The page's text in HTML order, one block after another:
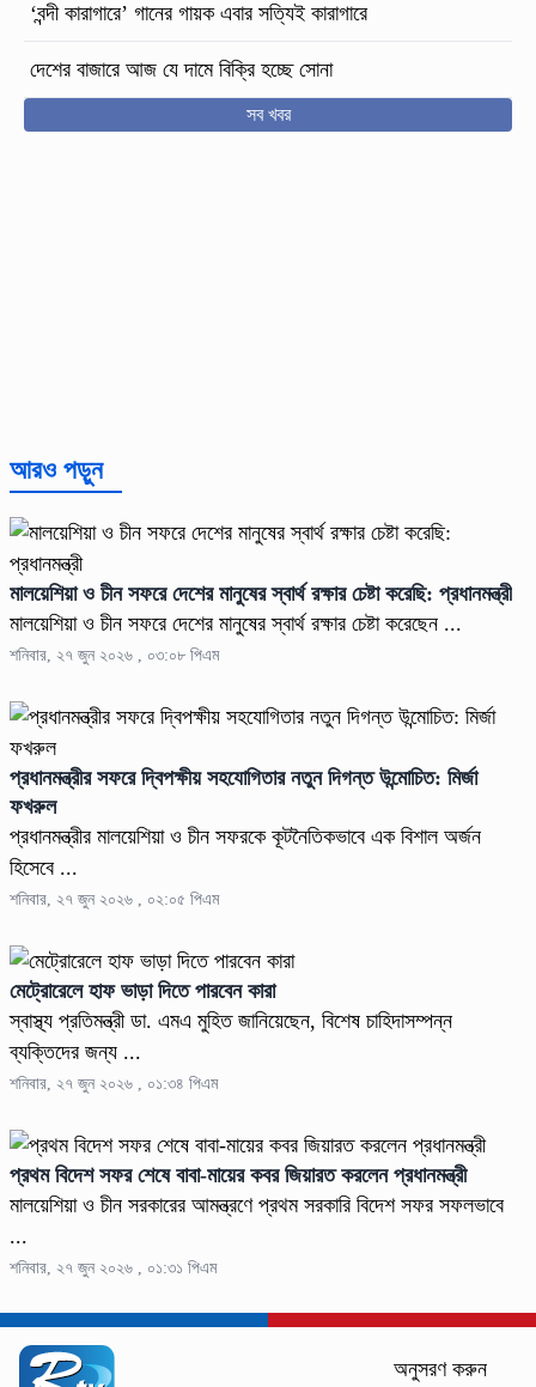
‘বন্দী কারাগারে’ গানের গায়ক এবার সত্যিই কারাগারে
দেশের বাজারে আজ যে দামে বিক্রি হচ্ছে সোনা
সব খবর
আরও পড়ুন
মালয়েশিয়া ও চীন সফরে দেশের মানুষের স্বার্থ রক্ষার চেষ্টা করেছি: প্রধানমন্ত্রী
মালয়েশিয়া ও চীন সফরে দেশের মানুষের স্বার্থ রক্ষার চেষ্টা করেছেন ...
শনিবার, ২৭ জুন ২০২৬ , ০৩:০৮ পিএম
প্রধানমন্ত্রীর সফরে দ্বিপক্ষীয় সহযোগিতার নতুন দিগন্ত উন্মোচিত: মির্জা
ফখরুল
প্রধানমন্ত্রীর মালয়েশিয়া ও চীন সফরকে কূটনৈতিকভাবে এক বিশাল অর্জন
হিসেবে ...
শনিবার, ২৭ জুন ২০২৬ , ০২:০৫ পিএম
মেট্রোরেলে হাফ ভাড়া দিতে পারবেন কারা
স্বাস্থ্য প্রতিমন্ত্রী ডা. এমএ মুহিত জানিয়েছেন, বিশেষ চাহিদাসম্পন্ন
ব্যক্তিদের জন্য ...
শনিবার, ২৭ জুন ২০২৬ , ০১:৩৪ পিএম
প্রথম বিদেশ সফর শেষে বাবা-মায়ের কবর জিয়ারত করলেন প্রধানমন্ত্রী
মালয়েশিয়া ও চীন সরকারের আমন্ত্রণে প্রথম সরকারি বিদেশ সফর সফলভাবে
...
শনিবার, ২৭ জুন ২০২৬ , ০১:৩১ পিএম
অনুসরণ করুন